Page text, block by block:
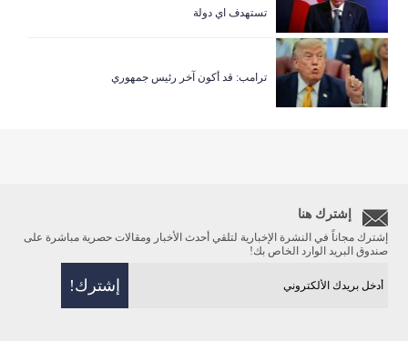
تستهدف اي دولة
ترامب: قد أكون آخر رئيس جمهوري
إشترك هنا
إشترك مجاناً في النشرة الإخبارية لتلقي أحدث الأخبار ومقالات حصرية مباشرة على
صندوق البريد الوارد الخاص بك!